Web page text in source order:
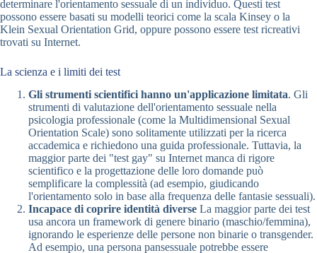
determinare l'orientamento sessuale di un individuo. Questi test
possono essere basati su modelli teorici come la scala Kinsey o la
Klein Sexual Orientation Grid, oppure possono essere test ricreativi
trovati su Internet.
La scienza e i limiti dei test
Gli strumenti scientifici hanno un'applicazione limitata. Gli
strumenti di valutazione dell'orientamento sessuale nella
psicologia professionale (come la Multidimensional Sexual
Orientation Scale) sono solitamente utilizzati per la ricerca
accademica e richiedono una guida professionale. Tuttavia, la
maggior parte dei "test gay" su Internet manca di rigore
scientifico e la progettazione delle loro domande può
semplificare la complessità (ad esempio, giudicando
l'orientamento solo in base alla frequenza delle fantasie sessuali).
Incapace di coprire identità diverse La maggior parte dei test
usa ancora un framework di genere binario (maschio/femmina),
ignorando le esperienze delle persone non binarie o transgender.
Ad esempio, una persona pansessuale potrebbe essere